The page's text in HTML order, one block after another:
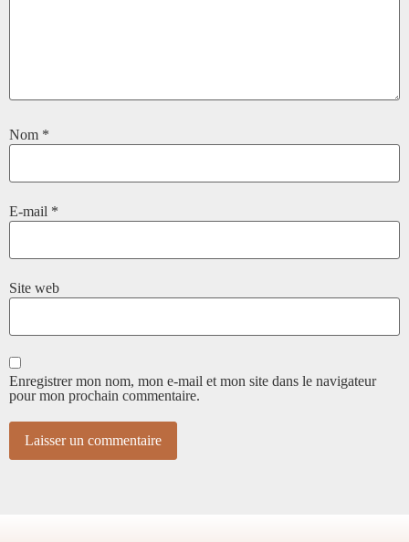
Nom *
E-mail *
Site web
Enregistrer mon nom, mon e-mail et mon site dans le navigateur
pour mon prochain commentaire.